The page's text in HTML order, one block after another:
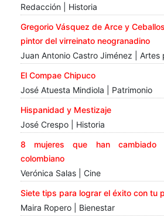
Redacción | Historia
Gregorio Vásquez de Arce y
pintor del virreinato neogranadino
Juan Antonio Castro Jiménez | Artes
El Compae Chipuco
José Atuesta Mindiola | Patrimonio
Hispanidad y Mestizaje
José Crespo | Historia
8 mujeres que han cambiado
colombiano
Verónica Salas | Cine
Siete tips para lograr el éxito con tu
Maira Ropero | Bienestar